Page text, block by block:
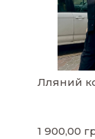
Лляний
1 900,00